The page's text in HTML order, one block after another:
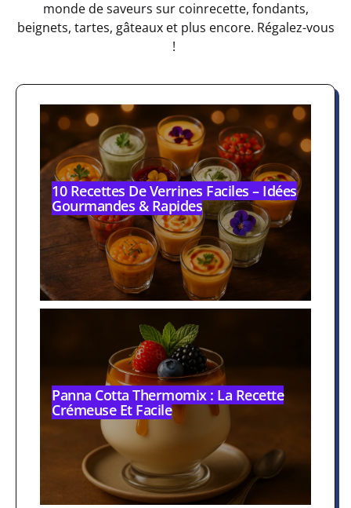
monde de saveurs sur coinrecette, fondants,
beignets, tartes, gâteaux et plus encore. Régalez-vous
!
10 Recettes De Verrines Faciles – Idées
Gourmandes & Rapides
Panna Cotta Thermomix : La Recette
Crémeuse Et Facile